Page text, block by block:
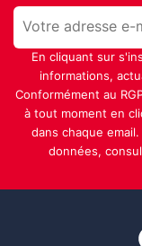
En cliquant sur
informations,
Conformément au
à tout moment en
dans chaque
données,